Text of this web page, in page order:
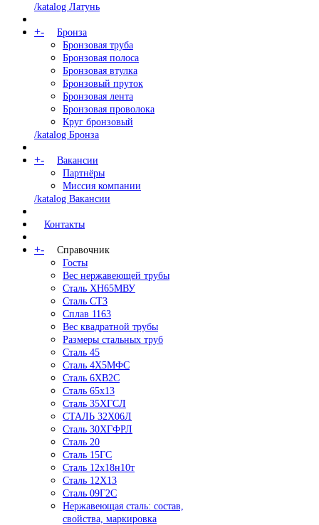
/katalog Латунь
+-
Бронза
Бронзовая труба
Бронзовая полоса
Бронзовая втулка
Бронзовый пруток
Бронзовая лента
Бронзовая проволока
Круг бронзовый
/katalog Бронза
+-
Вакансии
Партнёры
Миссия компании
/katalog Вакансии
Контакты
+-
Справочник
Госты
Вес нержавеющей трубы
Сталь ХН65МВУ
Сталь СТ3
Сплав 1163
Вес квадратной трубы
Размеры стальных труб
Сталь 45
Сталь 4Х5МФС
Сталь 6ХВ2С
Сталь 65х13
Сталь 35ХГСЛ
СТАЛЬ 32Х06Л
Сталь 30ХГФРЛ
Сталь 20
Сталь 15ГС
Сталь 12х18н10т
Сталь 12Х13
Сталь 09Г2С
Нержавеющая сталь: состав,
свойства, маркировка